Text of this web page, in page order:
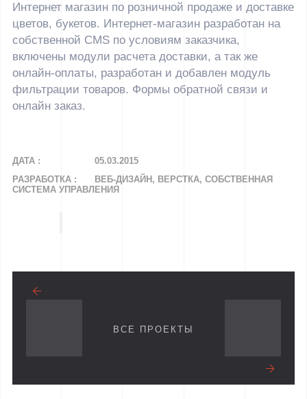
Интернет магазин по розничной продаже и доставке
цветов, букетов. Интернет-магазин разработан на
собственной CMS по условиям заказчика,
включены модули расчета доставки, а так же
онлайн-оплаты, разработан и добавлен модуль
фильтрации товаров. Формы обратной связи и
онлайн заказ.
ДАТА :
05.03.2015
РАЗРАБОТКА :
ВЕБ-ДИЗАЙН, ВЕРСТКА, СОБСТВЕННАЯ
СИСТЕМА УПРАВЛЕНИЯ
ВСЕ ПРОЕКТЫ